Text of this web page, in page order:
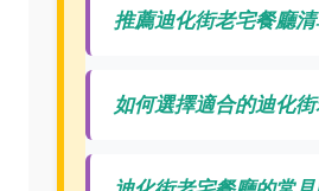
推薦迪化街老宅餐廳
如何選擇適合的迪化